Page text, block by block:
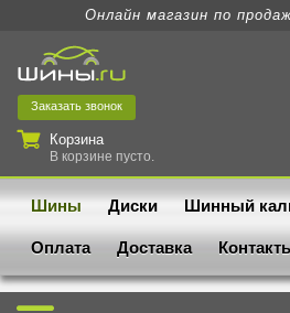
Онлайн магазин по
Заказать звонок
Корзина
В корзине пусто.
Шины Диски Шинный
Оплата Доставка